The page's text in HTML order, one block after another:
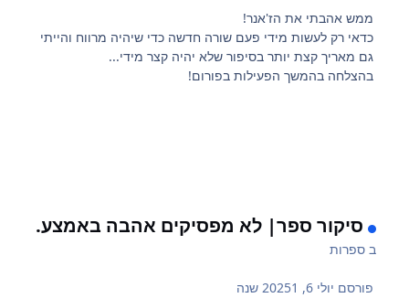
ממש אהבתי את הז'אנר!
כדאי רק לעשות מידי פעם שורה חדשה כדי שיהיה מרווח והייתי
גם מאריך קצת יותר בסיפור שלא יהיה קצר מידי...
בהצלחה בהמשך הפעילות בפורום!
סיקור ספר| לא מפסיקים אהבה באמצע.
בספרות
פורסם יולי 6, 2025 1 שנה